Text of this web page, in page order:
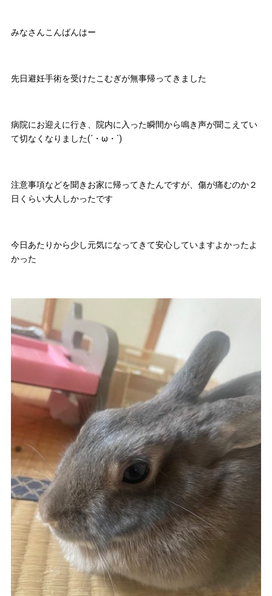
みなさんこんばんはー
先日避妊手術を受けたこむぎが無事帰ってきました
病院にお迎えに行き、院内に入った瞬間から鳴き声が聞こえてい
て切なくなりました(´・ω・`)
注意事項などを聞きお家に帰ってきたんですが、傷が痛むのか２
日くらい大人しかったです
今日あたりから少し元気になってきて安心していますよかったよ
かった